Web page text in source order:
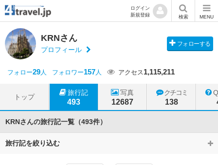
ログイン
新規登録
検索 MENU
KRNさん
プロフィール
フォローする
フォロー29人 フォロワー157人 アクセス1,115,211
トップ
旅行記
493
写真
12687
クチコミ
138
KRNさんの旅行記一覧（493件）
旅行記を絞り込む